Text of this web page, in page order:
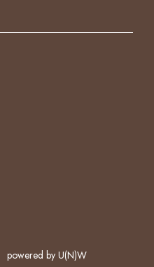
powered by U(N)W